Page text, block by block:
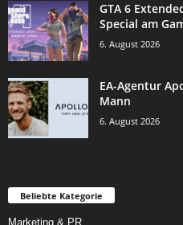
GTA 6
Special am
6. August 2026
EA-Agentur
Mann
6. August 2026
Beliebte Kategorie
Marketing & PR